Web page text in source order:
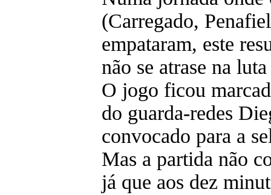
(Carregado,
empataram, este
não se atrase na
O jogo ficou
do guarda-redes
convocado para a
Mas a partida não
já que aos dez